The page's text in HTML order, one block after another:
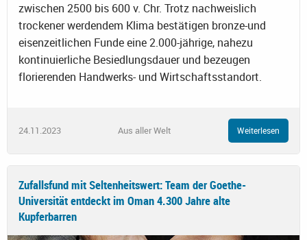
zwischen 2500 bis 600 v. Chr. Trotz nachweislich
trockener werdendem Klima bestätigen bronze-und
eisenzeitlichen Funde eine 2.000-jährige, nahezu
kontinuierliche Besiedlungsdauer und bezeugen
florierenden Handwerks- und Wirtschaftsstandort.
24.11.2023 Aus aller Welt Weiterlesen
Zufallsfund mit Seltenheitswert: Team der Goethe-
Universität entdeckt im Oman 4.300 Jahre alte
Kupferbarren